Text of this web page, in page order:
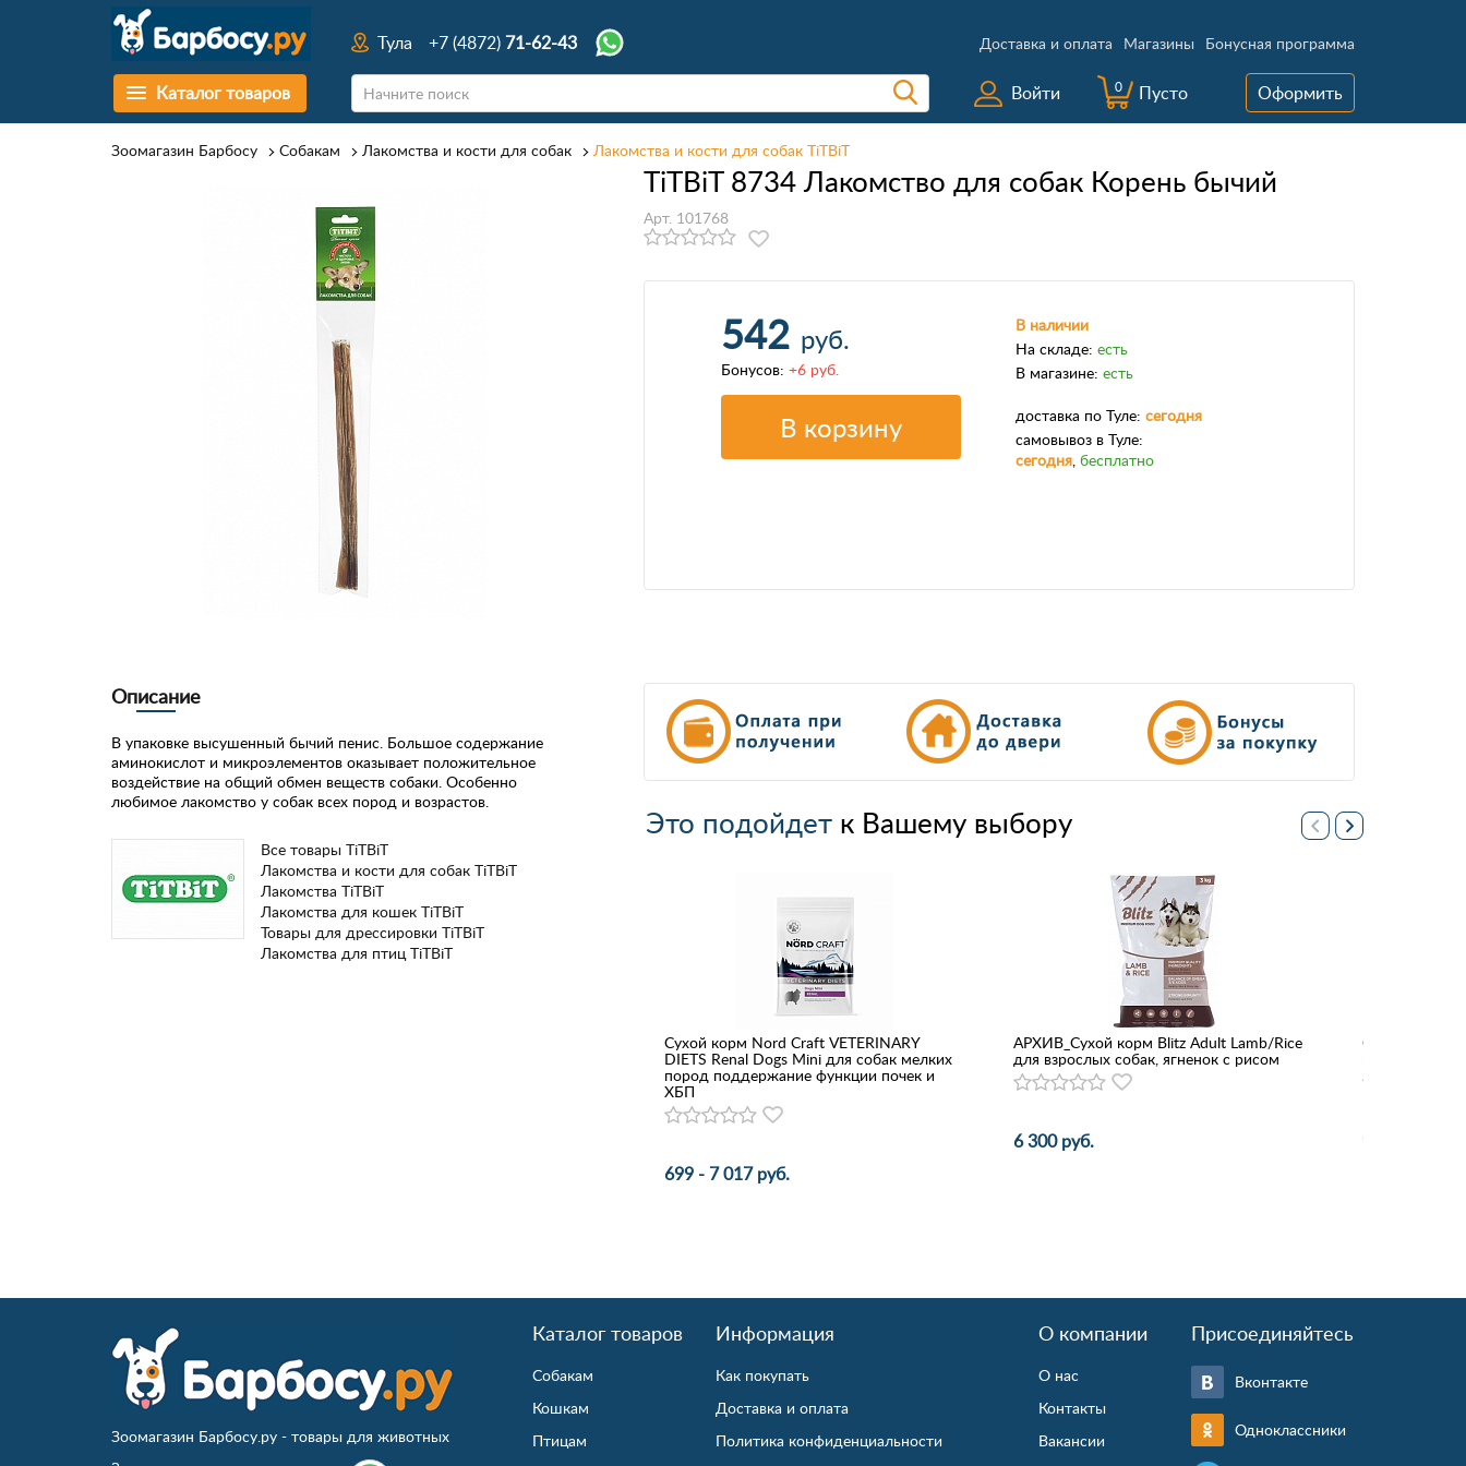
Тула +7 (4872) 71-62-43 Доставка и оплата Магазины Бонусная программа
Каталог товаров Войти 0 Пусто Оформить
Зоомагазин Барбосу Собакам Лакомства и кости для собак Лакомства и кости для собак TiTBiT
TiTBiT 8734 Лакомство для собак Корень бычий
Арт. 101768
В наличии
На складе: есть
В магазине: есть
доставка по Туле: сегодня
самовывоз в Туле:
сегодня, бесплатно
542 руб.
Бонусов: +6 руб.
В корзину
Описание
В упаковке высушенный бычий пенис. Большое содержание
аминокислот и микроэлементов оказывает положительное
воздействие на общий обмен веществ собаки. Особенно
любимое лакомство у собак всех пород и возрастов.
Все товары TiTBiT
Лакомства и кости для собак TiTBiT
Лакомства TiTBiT
Лакомства для кошек TiTBiT
Товары для дрессировки TiTBiT
Лакомства для птиц TiTBiT
Это подойдетк Вашему выбору
Сухой корм Nord Craft VETERINARY
DIETS Renal Dogs Mini для собак мелких
пород поддержание функции почек и
ХБП
699 - 7 017 руб.
АРХИВ_Сухой корм Blitz Adult Lamb/Rice
для взрослых собак, ягненок с рисом
6 300 руб.
Сухой корм
933 - 5 826
Зоомагазин Барбосу.ру - товары для животных
Каталог товаров
Собакам
Кошкам
Птицам
Информация
Как покупать
Доставка и оплата
Политика конфиденциальности
О компании
О нас
Контакты
Вакансии
Присоединяйтесь
Вконтакте
Одноклассники